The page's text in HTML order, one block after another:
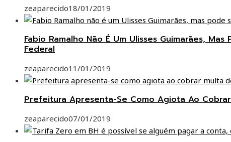
zeaparecido18/01/2019
Fabio Ramalho Não É Um Ulisses Guimarães,
Federal
zeaparecido11/01/2019
Prefeitura Apresenta-Se Como Agiota Ao
zeaparecido07/01/2019